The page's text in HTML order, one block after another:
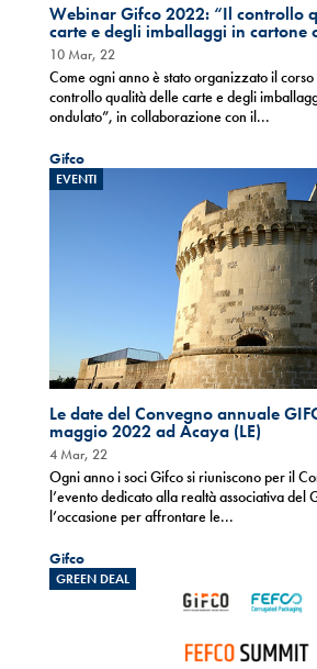
Webinar Gifco 2022: “Il controllo
carte e degli imballaggi in cartone
10 Mar, 22
Come ogni anno è stato organizzato il
controllo qualità delle carte e degli
ondulato”, in collaborazione con il...
Gifco
EVENTI
Le date del Convegno annuale
maggio 2022 ad Acaya (LE)
4 Mar, 22
Ogni anno i soci Gifco si riuniscono per il
l’evento dedicato alla realtà associativa del
l’occasione per affrontare le...
Gifco
GREEN DEAL